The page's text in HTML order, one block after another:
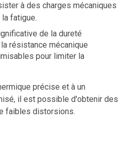
à des charges mécaniques
fatigue.
de la dureté
résistance mécanique
pour limiter la
précise et à un
il est possible d'obtenir des
faibles distorsions.